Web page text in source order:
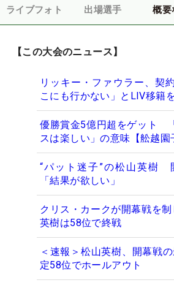
ライブフォト 出場選手 概要
【この大会のニュース】
リッキー・ファウラー、契
こにも行かない」とLIV移籍
優勝賞金5億円超をゲット
スは楽しい」の意味【舩越園
“パット迷子”の松山英樹
「結果が欲しい」
クリス・カークが開幕戦を
英樹は58位で終戦
＜速報＞松山英樹、開幕戦
定58位でホールアウト